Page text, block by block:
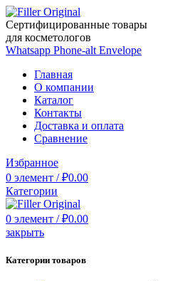
Сертифицированные товары
для косметологов
Whatsapp Phone-alt Envelope
Главная
О компании
Каталог
Контакты
Доставка и оплата
Сравнение
Избранное
0 элемент / ₽0.00
Категории
0 элемент / ₽0.00
закрыть
Категории товаров